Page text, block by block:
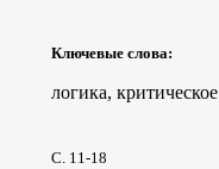
Ключевые слова:
логика,
С. 11-18